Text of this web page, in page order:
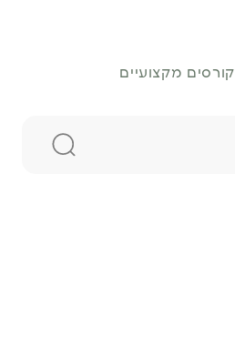
קורסים מקצועיים